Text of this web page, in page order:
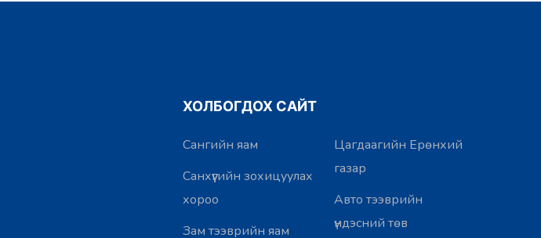
ХОЛБОГДОХ САЙТ
Сангийн яам
Санхүүгийн зохицуулах
хороо
Зам тээврийн яам
Цагдаагийн Ерөнхий
газар
Авто тээврийн
үндэсний төв